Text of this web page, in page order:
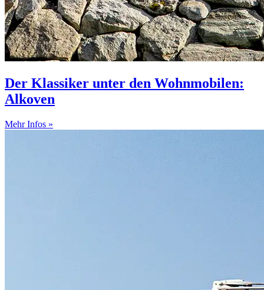
Der Klassiker unter den Wohnmobilen:
Alkoven
Mehr Infos »